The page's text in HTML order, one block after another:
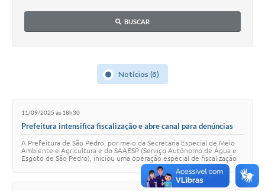
Telefones Úteis
BUSCAR
Notícias (6)
11/09/2025 às 18h30
Prefeitura intensifica fiscalização e abre canal para denúncias
A Prefeitura de São Pedro, por meio da Secretaria Especial de Meio
Ambiente e Agricultura e do SAAESP (Serviço Autônomo de Água e
Esgoto de São Pedro), iniciou uma operação especial de fiscalização